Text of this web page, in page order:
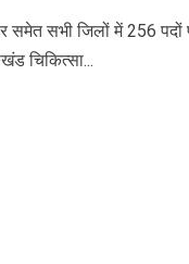
समेत सभी जिलों में 256 पदों
चिकित्सा...